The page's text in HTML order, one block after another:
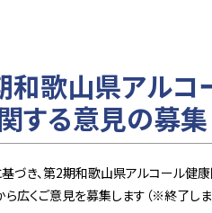
和歌山県アル
する意見の募集
き、第2期和歌山県アルコール健
広くご意見を募集します（※終了しま